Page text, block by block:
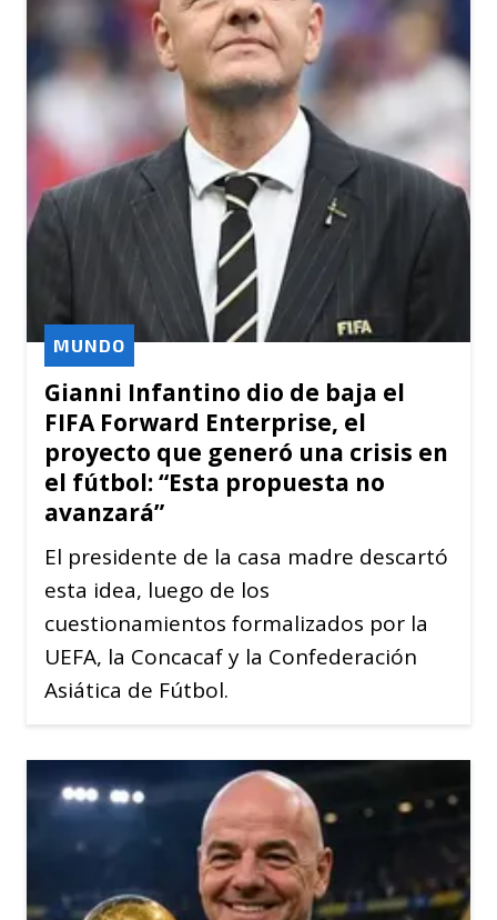
Gianni Infantino dio de baja el
FIFA Forward Enterprise, el
proyecto que generó una crisis en
el fútbol: “Esta propuesta no
avanzará”
MUNDO
El presidente de la casa madre descartó
esta idea, luego de los
cuestionamientos formalizados por la
UEFA, la Concacaf y la Confederación
Asiática de Fútbol.